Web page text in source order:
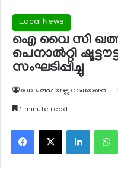
Local News
ഐ വൈ സി
പെനാല്‍റ്റി
സംഘടിപ്പിച്ചു
ഡോ. അമാനുല്ല വടക്കാങ്ങര
1 minute read
Facebook
X LinkedIn